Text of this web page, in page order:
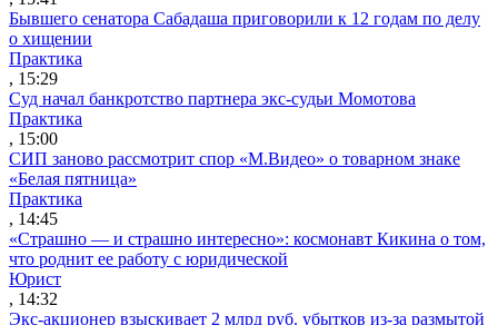
Бывшего сенатора Сабадаша приговорили к 12 годам по делу
о хищении
Практика
, 15:29
Суд начал банкротство партнера экс-судьи Момотова
Практика
, 15:00
СИП заново рассмотрит спор «М.Видео» о товарном знаке
«Белая пятница»
Практика
, 14:45
«Страшно — и страшно интересно»: космонавт Кикина о том,
что роднит ее работу с юридической
Юрист
, 14:32
Экс-акционер взыскивает 2 млрд руб. убытков из-за размытой